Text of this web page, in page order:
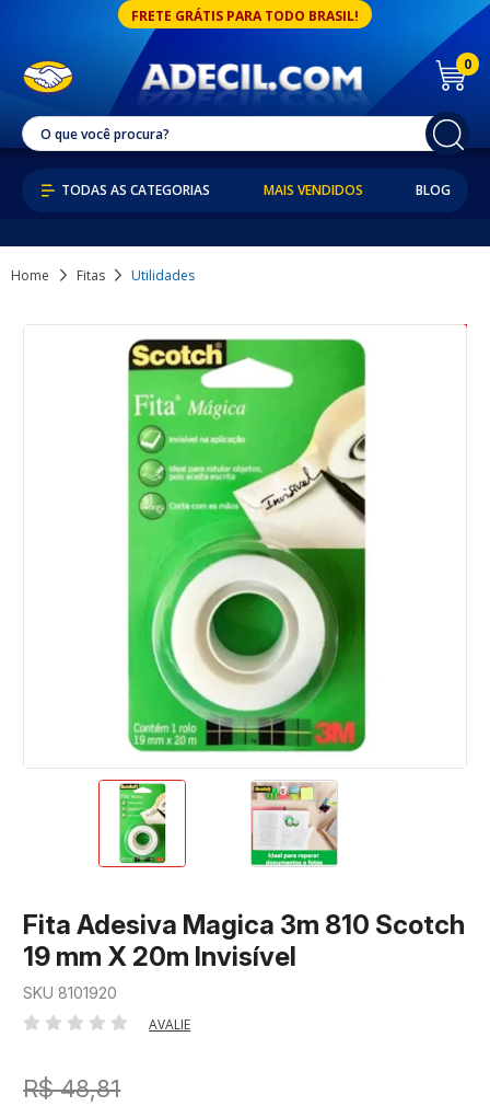
FRETE GRÁTIS PARA TODO BRASIL!
0
MAIS VENDIDOS BLOG
Home Fitas Utilidades
Fita Adesiva Magica 3m 810 Scotch
19 mm X 20m Invisível
SKU 8101920
AVALIE
R$ 48,81